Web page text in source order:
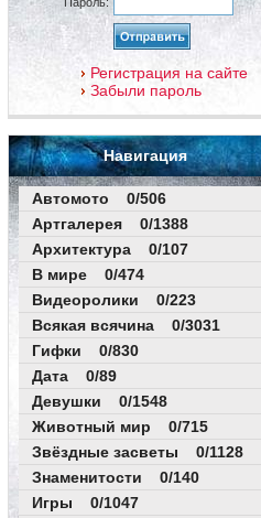
Регистрация на сайте
Забыли пароль
Навигация
Автомото 0/506
Артгалерея 0/1388
Архитектура 0/107
В мире 0/474
Видеоролики 0/223
Всякая всячина 0/3031
Гифки 0/830
Дата 0/89
Девушки 0/1548
Животный мир 0/715
Звёздные засветы 0/1128
Знаменитости 0/140
Игры 0/1047